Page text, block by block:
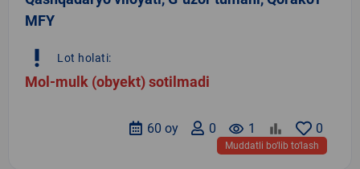
MFY
priority_high Lot holati:
Mol-mulk (obyekt) sotilmadi
0
remove_red_eye 1
0
60 oy
Muddatli bo‘lib to‘lash